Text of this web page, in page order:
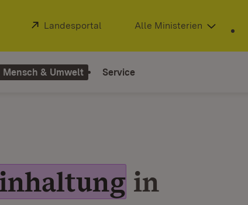
Extern:
Landesportal (Öffnet in neuem Fenster)
Alle Ministerien
Mensch & Umwelt Service
in